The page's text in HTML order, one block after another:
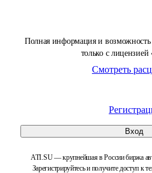
Полная информация и возможность
только с лицензией
Смотреть
Вход
ATI.SU — крупнейшая в России биржа
Зарегистрируйтесь и получите доступ к